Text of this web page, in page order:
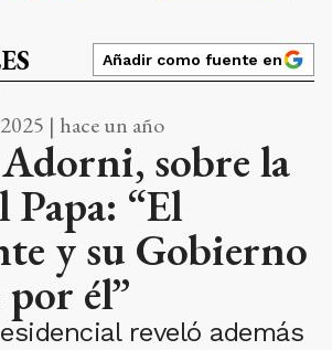
Añadir como fuente en
| hace un año
sobre la
Papa: “El
y su Gobierno
él”
reveló además